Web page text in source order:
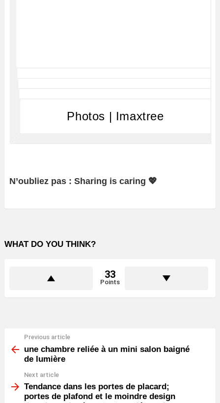
Photos | Imaxtree
N’oubliez pas : Sharing is caring 💖
WHAT DO YOU THINK?
33
Points
more
Previous article
une chambre reliée à un mini salon baigné
de lumière
Next article
Tendance dans les portes de placard;
portes de plafond et le moindre design